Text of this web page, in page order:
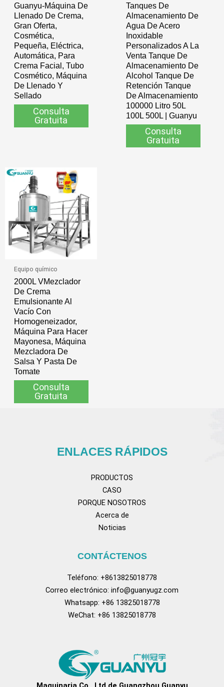
Guanyu-Máquina De
Llenado De Crema,
Gran Oferta,
Cosmética,
Pequeña, Eléctrica,
Automática, Para
Crema Facial, Tubo
Cosmético, Máquina
De Llenado Y
Sellado
Consulta
Gratuita
Tanques De
Almacenamiento De
Agua De Acero
Inoxidable
Personalizados A La
Venta Tanque De
Almacenamiento De
Alcohol Tanque De
Retención Tanque
De Almacenamiento
100000 Litro 50L
100L 500L | Guanyu
Consulta
Gratuita
Equipo químico
2000L VMezclador
De Crema
Emulsionante Al
Vacío Con
Homogeneizador,
Máquina Para Hacer
Mayonesa, Máquina
Mezcladora De
Salsa Y Pasta De
Tomate
Consulta
Gratuita
ENLACES RÁPIDOS
PRODUCTOS
CASO
PORQUE NOSOTROS
Acerca de
Noticias
CONTÁCTENOS
Teléfono: +8613825018778
Correo electrónico: info@guanyugz.com
Whatsapp: +86 13825018778
WeChat: +86 13825018778